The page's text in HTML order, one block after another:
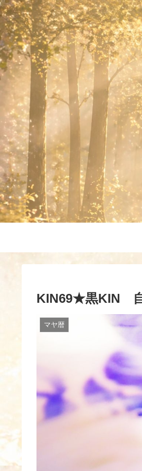
KIN69★黒KIN 自
マヤ暦